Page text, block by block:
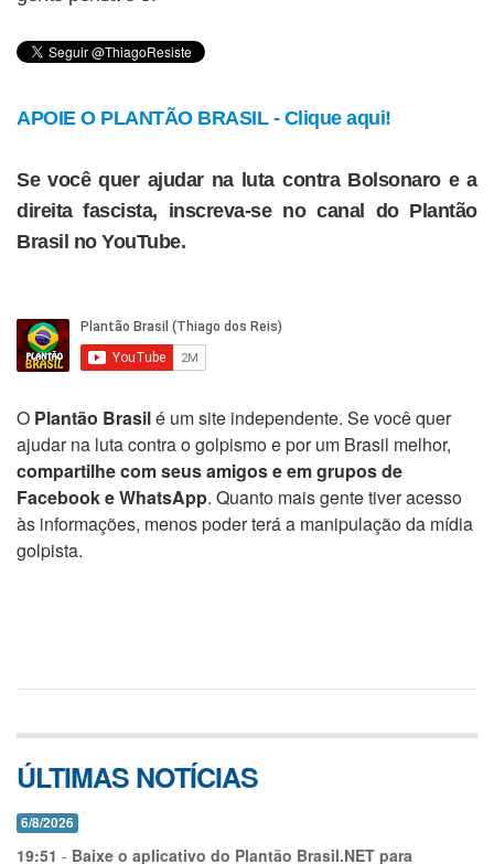
APOIE O PLANTÃO BRASIL - Clique aqui!
Se você quer ajudar na luta contra Bolsonaro e a
direita fascista, inscreva-se no canal do Plantão
Brasil no YouTube.
O Plantão Brasilé um site independente. Se você quer
ajudar na luta contra o golpismo e por um Brasil melhor,
compartilhe com seus amigos e em grupos de
Facebook e WhatsApp. Quanto mais gente tiver acesso
às informações, menos poder terá a manipulação da mídia
golpista.
ÚLTIMAS NOTÍCIAS
6/8/2026
19:51 - Baixe o aplicativo do Plantão Brasil.NET para